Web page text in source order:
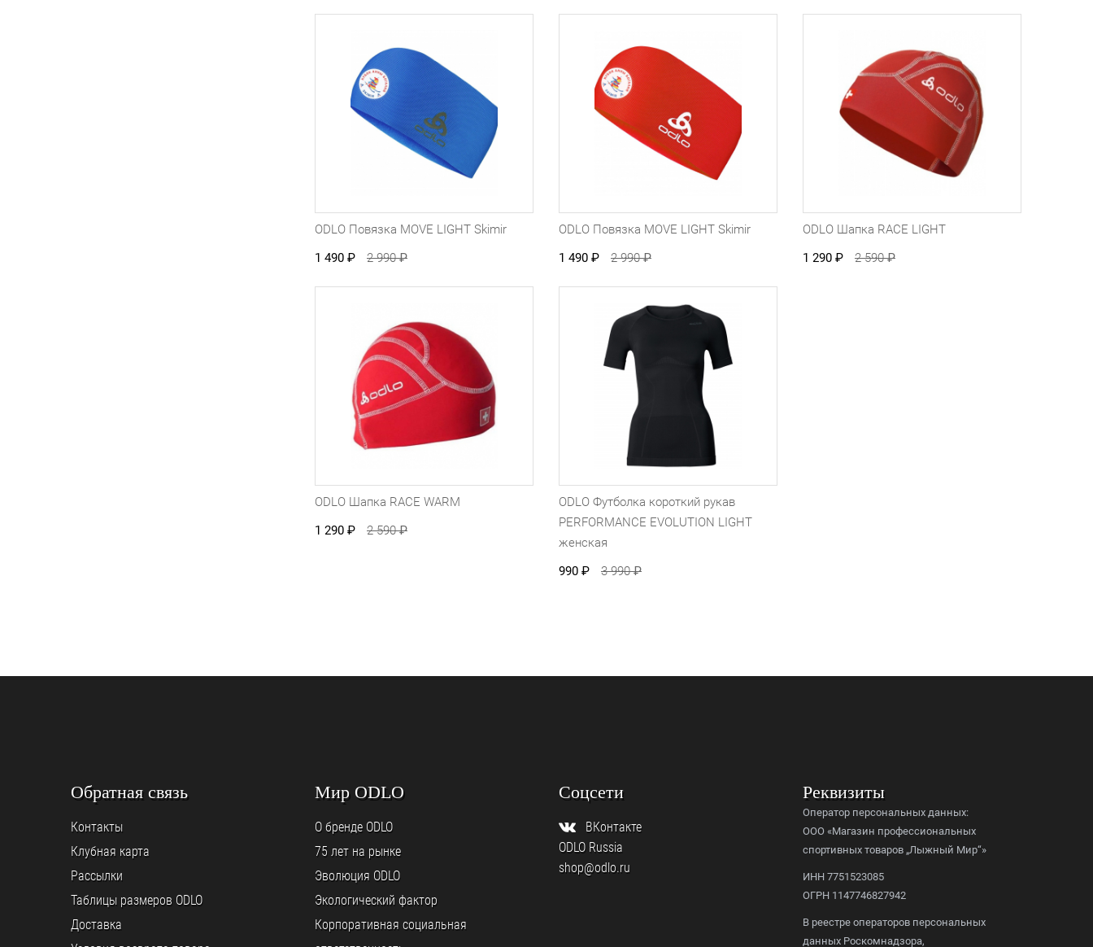
ODLO Повязка MOVE LIGHT Skimir
1 490 ₽ 2 990₽
ODLO Повязка MOVE LIGHT Skimir
1 490 ₽ 2 990₽
ODLO Шапка RACE LIGHT
1 290 ₽ 2 590₽
ODLO Шапка RACE WARM
1 290 ₽ 2 590₽
ODLO Футболка короткий рукав
PERFORMANCE EVOLUTION LIGHT
женская
990 ₽ 3 990₽
Обратная связь
Контакты
Клубная карта
Рассылки
Таблицы размеров ODLO
Доставка
Мир ODLO
О бренде ODLO
75 лет на рынке
Эволюция ODLO
Экологический фактор
Корпоративная социальная
Соцсети
ВКонтакте
ODLO Russia
shop@odlo.ru
Реквизиты
Оператор персональных данных:
ООО «Магазин профессиональных
спортивных товаров „Лыжный Мир“»
ИНН 7751523085
ОГРН 1147746827942
В реестре операторов персональных
данных Роскомнадзора,